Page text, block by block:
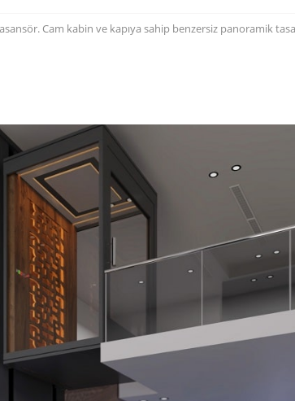
Cam kabin ve kapıya sahip benzersiz panoramik